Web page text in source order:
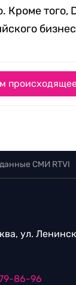
Кроме того,
СМИ RTVI
ул.
86-96